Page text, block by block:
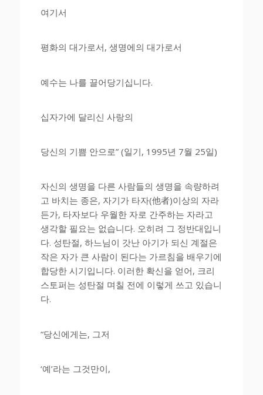
여기서
평화의 대가로서, 생명에의 대가로서
예수는 나를 끌어당기십니다.
십자가에 달리신 사랑의
당신의 기쁨 안으로” (일기, 1995년 7월 25일)
자신의 생명을 다른 사람들의 생명을 속량하려
고 바치는 종은, 자기가 타자(他者)이상의 자라
든가, 타자보다 우월한 자로 간주하는 자라고
생각할 필요는 없습니다. 오히려 그 정반대입니
다. 성탄절, 하느님이 갓난 아기가 되신 계절은
작은 자가 큰 사람이 된다는 가르침을 배우기에
합당한 시기입니다. 이러한 확신을 얻어, 크리
스토퍼는 성탄절 며칠 전에 이렇게 쓰고 있습니
다.
“당신에게는, 그저
‘예’라는 그것만이,